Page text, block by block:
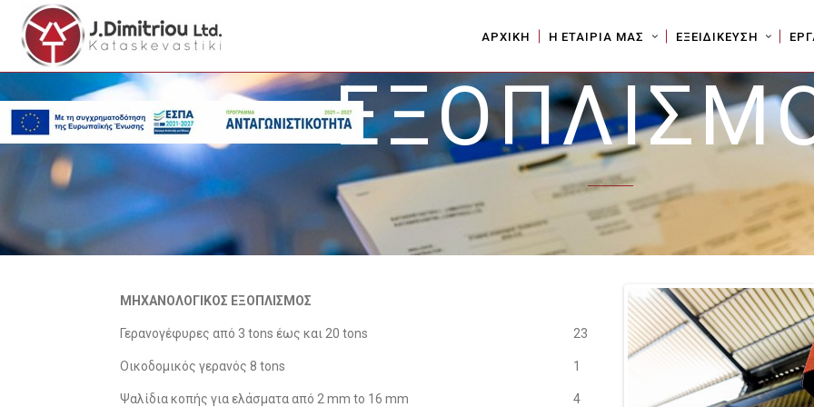
ΑΡΧΙΚΗ Η ΕΤΑΙΡΙΑ ΜΑΣ ΕΞΕΙΔΙΚΕΥΣΗ
ΜΗΧΑΝΟΛΟΓΙΚΟΣ ΕΞΟΠΛΙΣΜΟΣ
Γερανογέφυρες από 3 tons έως και 20 tons 23
Οικοδομικός γερανός 8 tons 1
Ψαλίδια κοπής για ελάσματα από 2 mm to 16 mm 4